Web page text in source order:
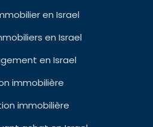
en Israel
en Israel
en Israel
immobilière
immobilière